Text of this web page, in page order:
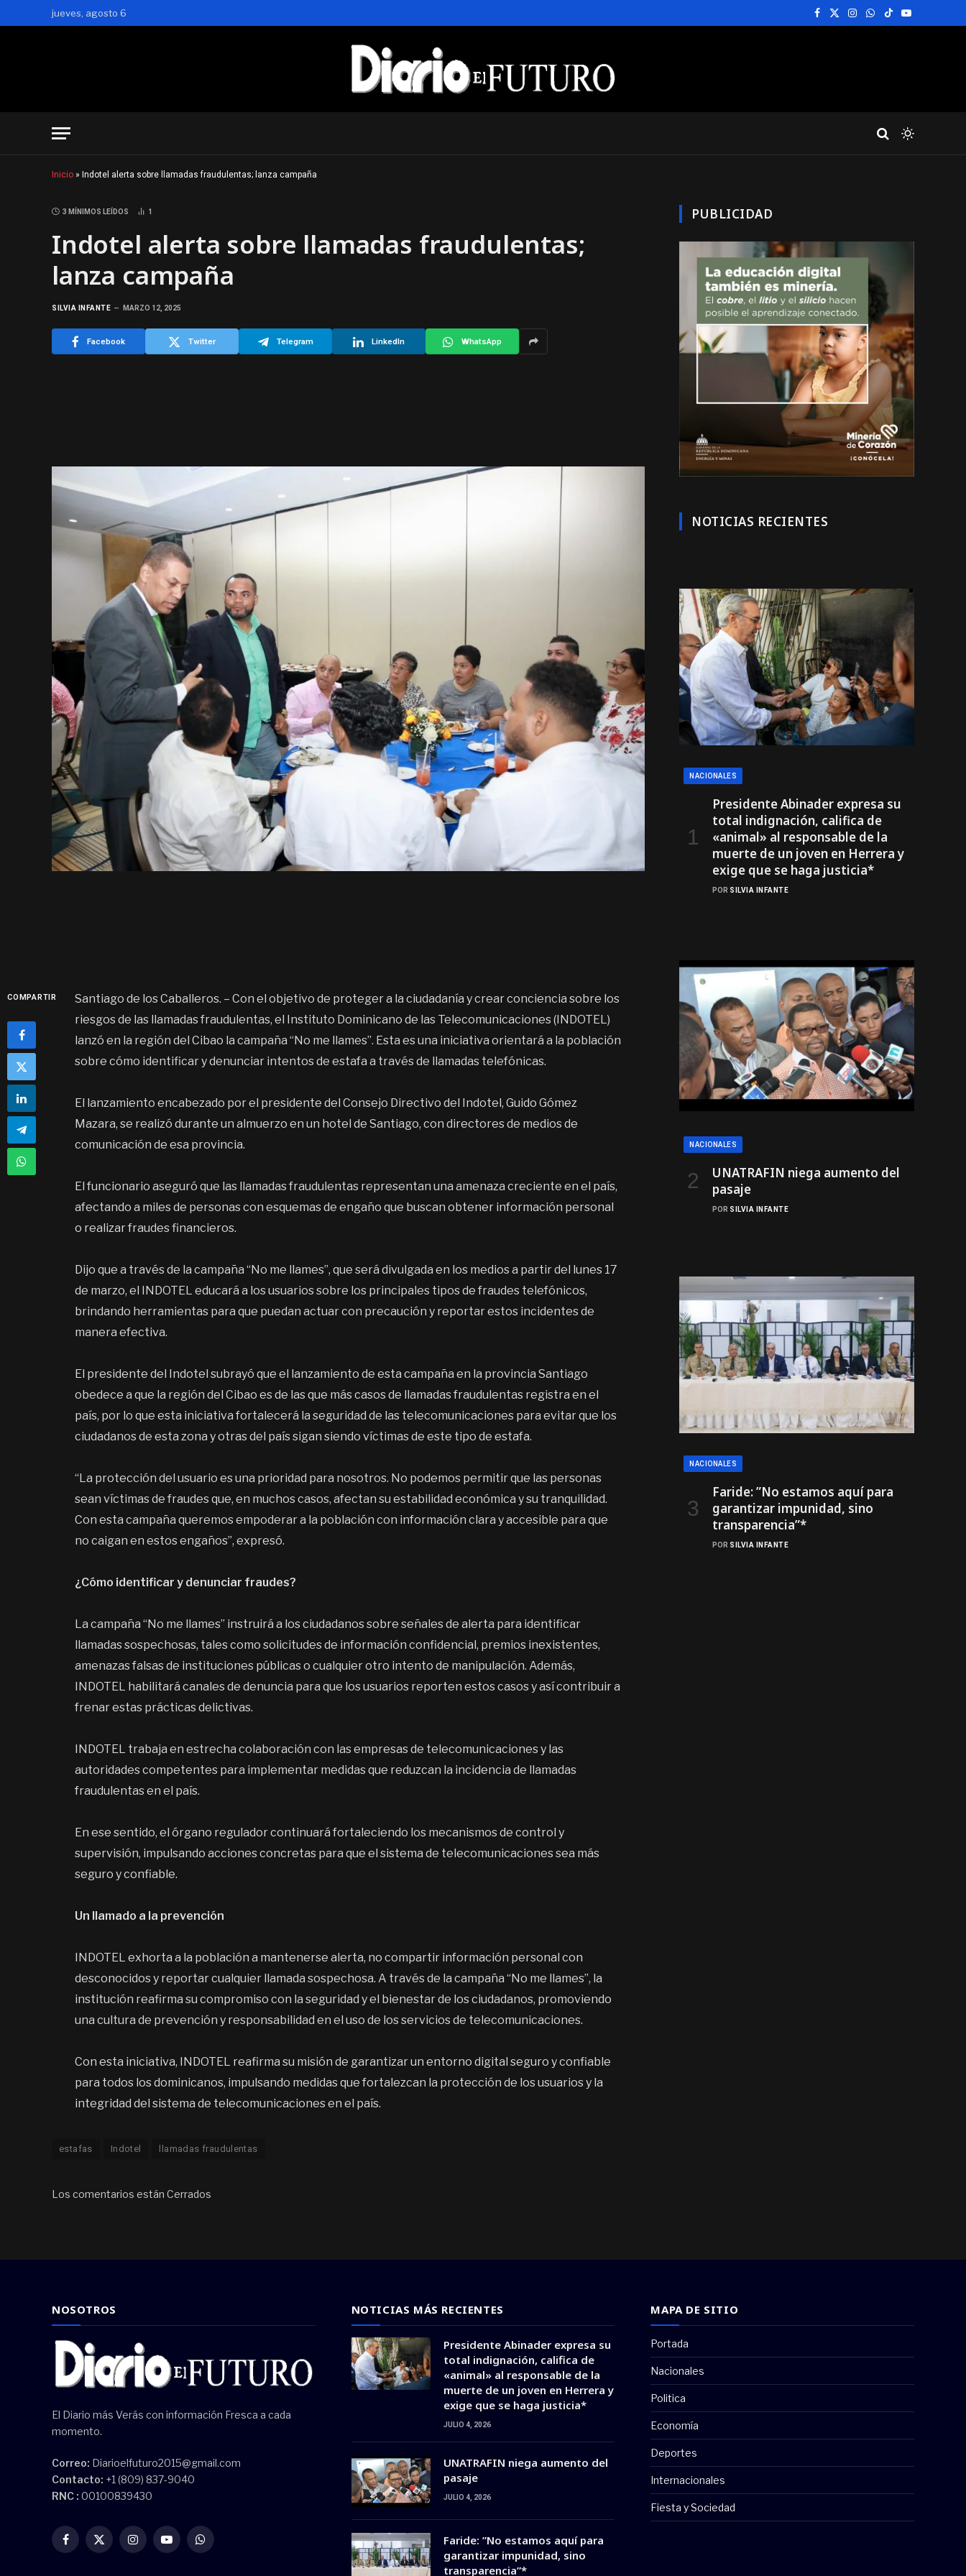
jueves, agosto 6
Facebook
X
Instagram
WhatsApp
TikTokYouTube
Inicio » Indotel alerta sobre llamadas fraudulentas; lanza campaña
3 MÍNIMOS LEÍDOS 1
Indotel alerta sobre llamadas fraudulentas;
lanza campaña
SILVIA INFANTE MARZO 12, 2025
Facebook Twitter Telegram LinkedIn WhatsApp
COMPARTIR
Santiago de los Caballeros. – Con el objetivo de proteger a la ciudadanía y crear conciencia sobre los
riesgos de las llamadas fraudulentas, el Instituto Dominicano de las Telecomunicaciones (INDOTEL)
lanzó en la región del Cibao la campaña “No me llames”. Esta es una iniciativa orientará a la población
sobre cómo identificar y denunciar intentos de estafa a través de llamadas telefónicas.
El lanzamiento encabezado por el presidente del Consejo Directivo del Indotel, Guido Gómez
Mazara, se realizó durante un almuerzo en un hotel de Santiago, con directores de medios de
comunicación de esa provincia.
El funcionario aseguró que las llamadas fraudulentas representan una amenaza creciente en el país,
afectando a miles de personas con esquemas de engaño que buscan obtener información personal
o realizar fraudes financieros.
Dijo que a través de la campaña “No me llames”, que será divulgada en los medios a partir del lunes 17
de marzo, el INDOTEL educará a los usuarios sobre los principales tipos de fraudes telefónicos,
brindando herramientas para que puedan actuar con precaución y reportar estos incidentes de
manera efectiva.
El presidente del Indotel subrayó que el lanzamiento de esta campaña en la provincia Santiago
obedece a que la región del Cibao es de las que más casos de llamadas fraudulentas registra en el
país, por lo que esta iniciativa fortalecerá la seguridad de las telecomunicaciones para evitar que los
ciudadanos de esta zona y otras del país sigan siendo víctimas de este tipo de estafa.
“La protección del usuario es una prioridad para nosotros. No podemos permitir que las personas
sean víctimas de fraudes que, en muchos casos, afectan su estabilidad económica y su tranquilidad.
Con esta campaña queremos empoderar a la población con información clara y accesible para que
no caigan en estos engaños”, expresó.
¿Cómo identificar y denunciar fraudes?
La campaña “No me llames” instruirá a los ciudadanos sobre señales de alerta para identificar
llamadas sospechosas, tales como solicitudes de información confidencial, premios inexistentes,
amenazas falsas de instituciones públicas o cualquier otro intento de manipulación. Además,
INDOTEL habilitará canales de denuncia para que los usuarios reporten estos casos y así contribuir a
frenar estas prácticas delictivas.
INDOTEL trabaja en estrecha colaboración con las empresas de telecomunicaciones y las
autoridades competentes para implementar medidas que reduzcan la incidencia de llamadas
fraudulentas en el país.
En ese sentido, el órgano regulador continuará fortaleciendo los mecanismos de control y
supervisión, impulsando acciones concretas para que el sistema de telecomunicaciones sea más
seguro y confiable.
Un llamado a la prevención
INDOTEL exhorta a la población a mantenerse alerta, no compartir información personal con
desconocidos y reportar cualquier llamada sospechosa. A través de la campaña “No me llames”, la
institución reafirma su compromiso con la seguridad y el bienestar de los ciudadanos, promoviendo
una cultura de prevención y responsabilidad en el uso de los servicios de telecomunicaciones.
Con esta iniciativa, INDOTEL reafirma su misión de garantizar un entorno digital seguro y confiable
para todos los dominicanos, impulsando medidas que fortalezcan la protección de los usuarios y la
integridad del sistema de telecomunicaciones en el país.
estafas Indotel llamadas fraudulentas
Los comentarios están Cerrados
PUBLICIDAD
NOTICIAS RECIENTES
NACIONALES
Presidente Abinader expresa su
total indignación, califica de
«animal» al responsable de la
muerte de un joven en Herrera y
exige que se haga justicia*
POR SILVIA INFANTE
NACIONALES
UNATRAFIN niega aumento del
pasaje
POR SILVIA INFANTE
NACIONALES
Faride: ”No estamos aquí para
garantizar impunidad, sino
transparencia”*
POR SILVIA INFANTE
NOSOTROS
El Diario más Verás con información Fresca a cada
momento.
Correo: Diarioelfuturo2015@gmail.com
Contacto: +1 (809) 837-9040
RNC : 00100839430
Facebook
X
InstagramYouTubeWhatsApp
NOTICIAS MÁS RECIENTES
Presidente Abinader expresa su
total indignación, califica de
«animal» al responsable de la
muerte de un joven en Herrera y
exige que se haga justicia*
JULIO 4, 2026
UNATRAFIN niega aumento del
pasaje
JULIO 4, 2026
Faride: ”No estamos aquí para
garantizar impunidad, sino
transparencia”*
MAPA DE SITIO
Portada
Nacionales
Politica
Economía
Deportes
Internacionales
Fiesta y Sociedad